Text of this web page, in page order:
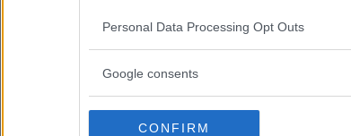
Personal Data Processing Opt Outs
Google consents
CONFIRM